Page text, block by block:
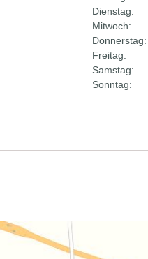
Dienstag:
Mitwoch:
Donnerstag:
Freitag:
Samstag:
Sonntag: